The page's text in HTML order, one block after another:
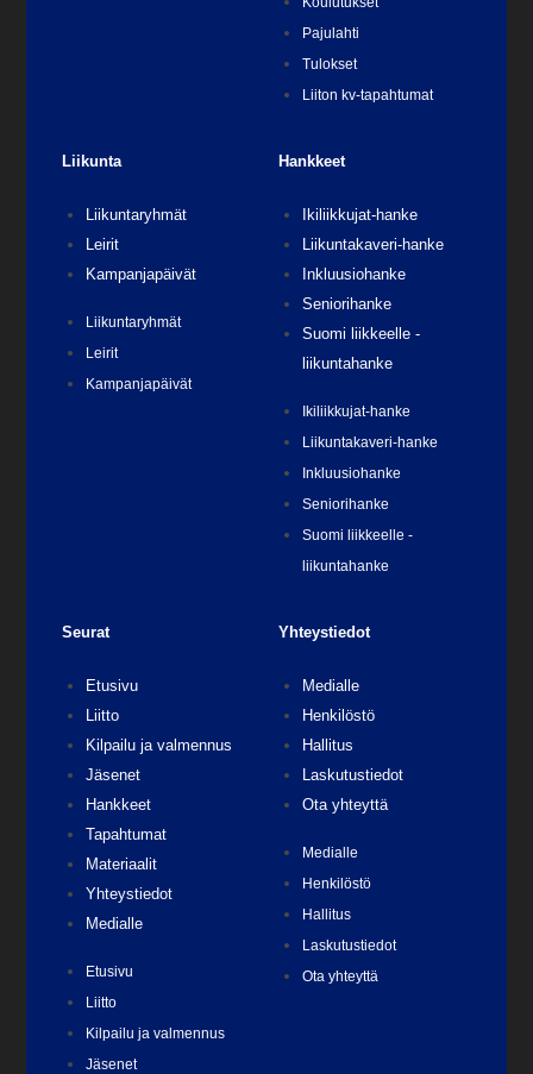
Pajulahti
Tulokset
Liiton kv-tapahtumat
Liikunta
Liikuntaryhmät
Leirit
Kampanjapäivät
Liikuntaryhmät
Leirit
Kampanjapäivät
Hankkeet
Ikiliikkujat-hanke
Liikuntakaveri-hanke
Inkluusiohanke
Seniorihanke
Suomi liikkeelle -
liikuntahanke
Ikiliikkujat-hanke
Liikuntakaveri-hanke
Inkluusiohanke
Seniorihanke
Suomi liikkeelle -
liikuntahanke
Seurat
Etusivu
Liitto
Kilpailu ja valmennus
Jäsenet
Hankkeet
Tapahtumat
Materiaalit
Yhteystiedot
Medialle
Etusivu
Liitto
Kilpailu ja valmennus
Jäsenet
Yhteystiedot
Medialle
Henkilöstö
Hallitus
Laskutustiedot
Ota yhteyttä
Medialle
Henkilöstö
Hallitus
Laskutustiedot
Ota yhteyttä